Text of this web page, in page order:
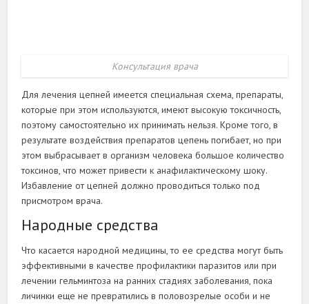
Консультация врача
Для лечения цепней имеется специальная схема, препараты,
которые при этом используются, имеют высокую токсичность,
поэтому самостоятельно их принимать нельзя. Кроме того, в
результате воздействия препаратов цепень погибает, но при
этом выбрасывает в организм человека большое количество
токсинов, что может привести к анафилактическому шоку.
Избавление от цепней должно проводиться только под
присмотром врача.
Народные средства
Что касается народной медицины, то ее средства могут быть
эффективными в качестве профилактики паразитов или при
лечении гельминтоза на ранних стадиях заболевания, пока
личинки еще не превратились в половозрелые особи и не